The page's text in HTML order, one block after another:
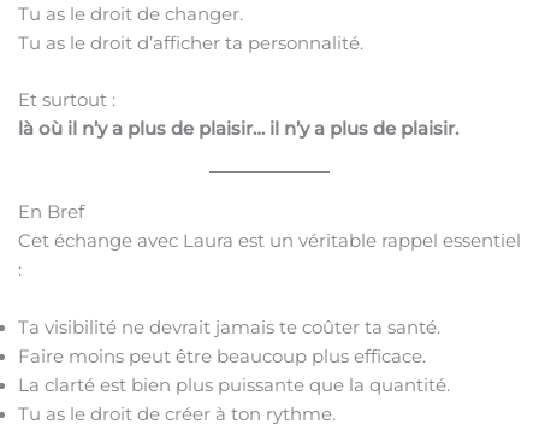
Tu as le droit de changer.
Tu as le droit d’afficher ta personnalité.
Et surtout :
là où il n’y a plus de plaisir… il n’y a plus de plaisir.
En Bref
Cet échange avec Laura est un véritable rappel essentiel
:
Ta visibilité ne devrait jamais te coûter ta santé.
Faire moins peut être beaucoup plus efficace.
La clarté est bien plus puissante que la quantité.
Tu as le droit de créer à ton rythme.